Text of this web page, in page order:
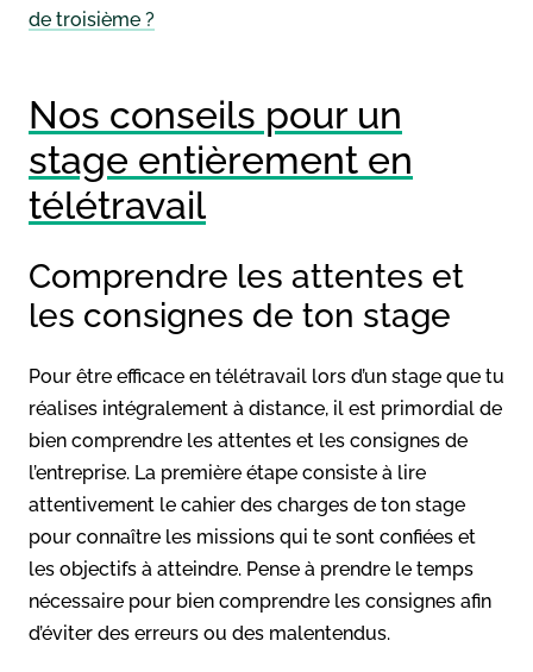
de troisième ?
Nos conseils pour un
stage entièrement en
télétravail
Comprendre les attentes et
les consignes de ton stage
Pour être efficace en télétravail lors d’un stage que tu
réalises intégralement à distance, il est primordial de
bien comprendre les attentes et les consignes de
l’entreprise. La première étape consiste à lire
attentivement le cahier des charges de ton stage
pour connaître les missions qui te sont confiées et
les objectifs à atteindre. Pense à prendre le temps
nécessaire pour bien comprendre les consignes afin
d’éviter des erreurs ou des malentendus.